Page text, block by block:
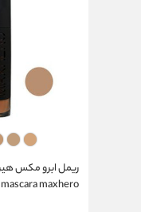
mascara maxhero